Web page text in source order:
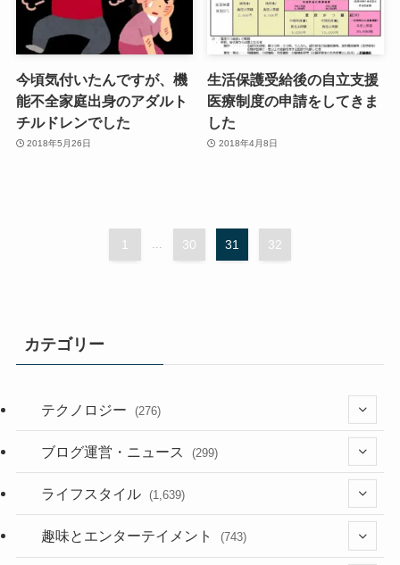
今頃気付いたんですが、機
能不全家庭出身のアダルト
チルドレンでした
2018年5月26日
生活保護受給後の自立支援
医療制度の申請をしてきま
した
2018年4月8日
1 ... 30 31 32
カテゴリー
テクノロジー (276)
(36)
(187)
ブログ運営・ニュース (299)
(118)
(181)
ライフスタイル (1,639)
(394)
趣味とエンターテイメント (743)